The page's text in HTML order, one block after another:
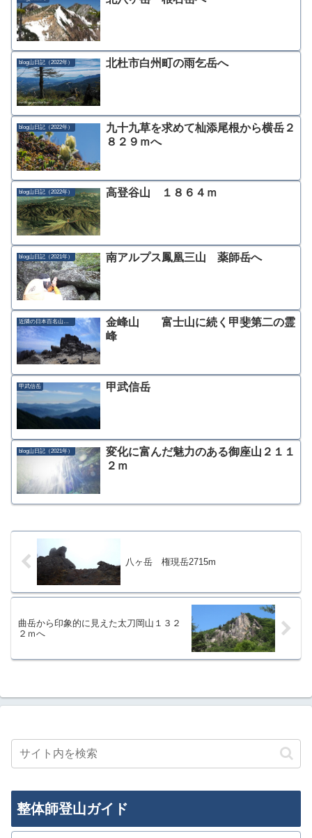
blog山日記（2022年） 北杜市白州町の雨乞岳へ
blog山日記（2022年）
九十九草を求めて杣添尾根から横岳２
８２９ｍへ
blog山日記（2022年） 高登谷山 １８６４ｍ
blog山日記（2021年） 南アルプス鳳凰三山 薬師岳へ
近隣の日本百名山紹介
金峰山 富士山に続く甲斐第二の霊
峰
甲武信岳 甲武信岳
blog山日記（2021年）
変化に富んだ魅力のある御座山２１１
２ｍ
八ヶ岳 権現岳2715m
曲岳から印象的に見えた太刀岡山１３２
２ｍへ
整体師登山ガイド